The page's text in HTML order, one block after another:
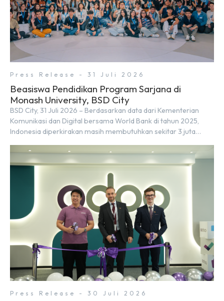
Press Release - 31 Juli 2026
Beasiswa Pendidikan Program Sarjana di
Monash University, BSD City
BSD City, 31 Juli 2026 – Berdasarkan data dari Kementerian
Komunikasi dan Digital bersama World Bank di tahun 2025,
Indonesia diperkirakan masih membutuhkan sekitar 3 juta
tenaga digital baru setiap tahunnya untuk mendukung
percepatan transformasi digital di berbagai sektor strategis.
Kebutuhan tersebut menjadikan pengembangan sumber daya
Press Release - 30 Juli 2026